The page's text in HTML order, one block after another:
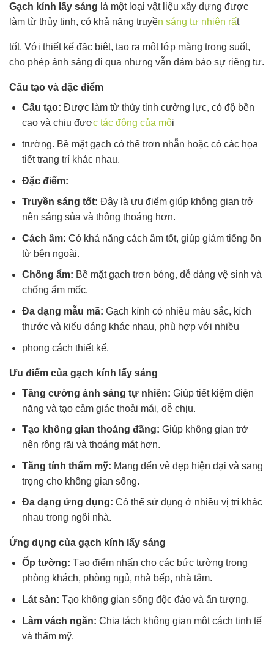
Gạch kính lấy sáng là một loại vật liệu xây dựng được
làm từ thủy tinh, có khả năng truyền sáng tự nhiên rất
tốt. Với thiết kế đặc biệt, tạo ra một lớp màng trong suốt,
cho phép ánh sáng đi qua nhưng vẫn đảm bảo sự riêng tư.
Cấu tạo và đặc điểm
Cấu tạo: Được làm từ thủy tinh cường lực, có độ bền
cao và chịu được tác động của môi
trường. Bề mặt gạch có thể trơn nhẵn hoặc có các họa
tiết trang trí khác nhau.
Đặc điểm:
Truyền sáng tốt: Đây là ưu điểm giúp không gian trở
nên sáng sủa và thông thoáng hơn.
Cách âm: Có khả năng cách âm tốt, giúp giảm tiếng ồn
từ bên ngoài.
Chống ẩm: Bề mặt gạch trơn bóng, dễ dàng vệ sinh và
chống ẩm mốc.
Đa dạng mẫu mã: Gạch kính có nhiều màu sắc, kích
thước và kiểu dáng khác nhau, phù hợp với nhiều
phong cách thiết kế.
Ưu điểm của gạch kính lấy sáng
Tăng cường ánh sáng tự nhiên: Giúp tiết kiệm điện
năng và tạo cảm giác thoải mái, dễ chịu.
Tạo không gian thoáng đãng: Giúp không gian trở
nên rộng rãi và thoáng mát hơn.
Tăng tính thẩm mỹ: Mang đến vẻ đẹp hiện đại và sang
trọng cho không gian sống.
Đa dạng ứng dụng: Có thể sử dụng ở nhiều vị trí khác
nhau trong ngôi nhà.
Ứng dụng của gạch kính lấy sáng
Ốp tường: Tạo điểm nhấn cho các bức tường trong
phòng khách, phòng ngủ, nhà bếp, nhà tắm.
Lát sàn: Tạo không gian sống độc đáo và ấn tượng.
Làm vách ngăn: Chia tách không gian một cách tinh tế
và thẩm mỹ.